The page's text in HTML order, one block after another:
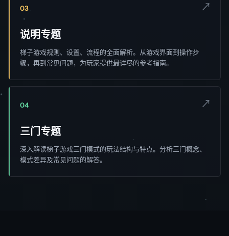
03 ↗
说明专题
梯子游戏规则、设置、流程的全面解析。从游戏界面到操作步
骤，再到常见问题，为玩家提供最详尽的参考指南。
04 ↗
三门专题
深入解读梯子游戏三门模式的玩法结构与特点。分析三门概念、
模式差异及常见问题的解答。